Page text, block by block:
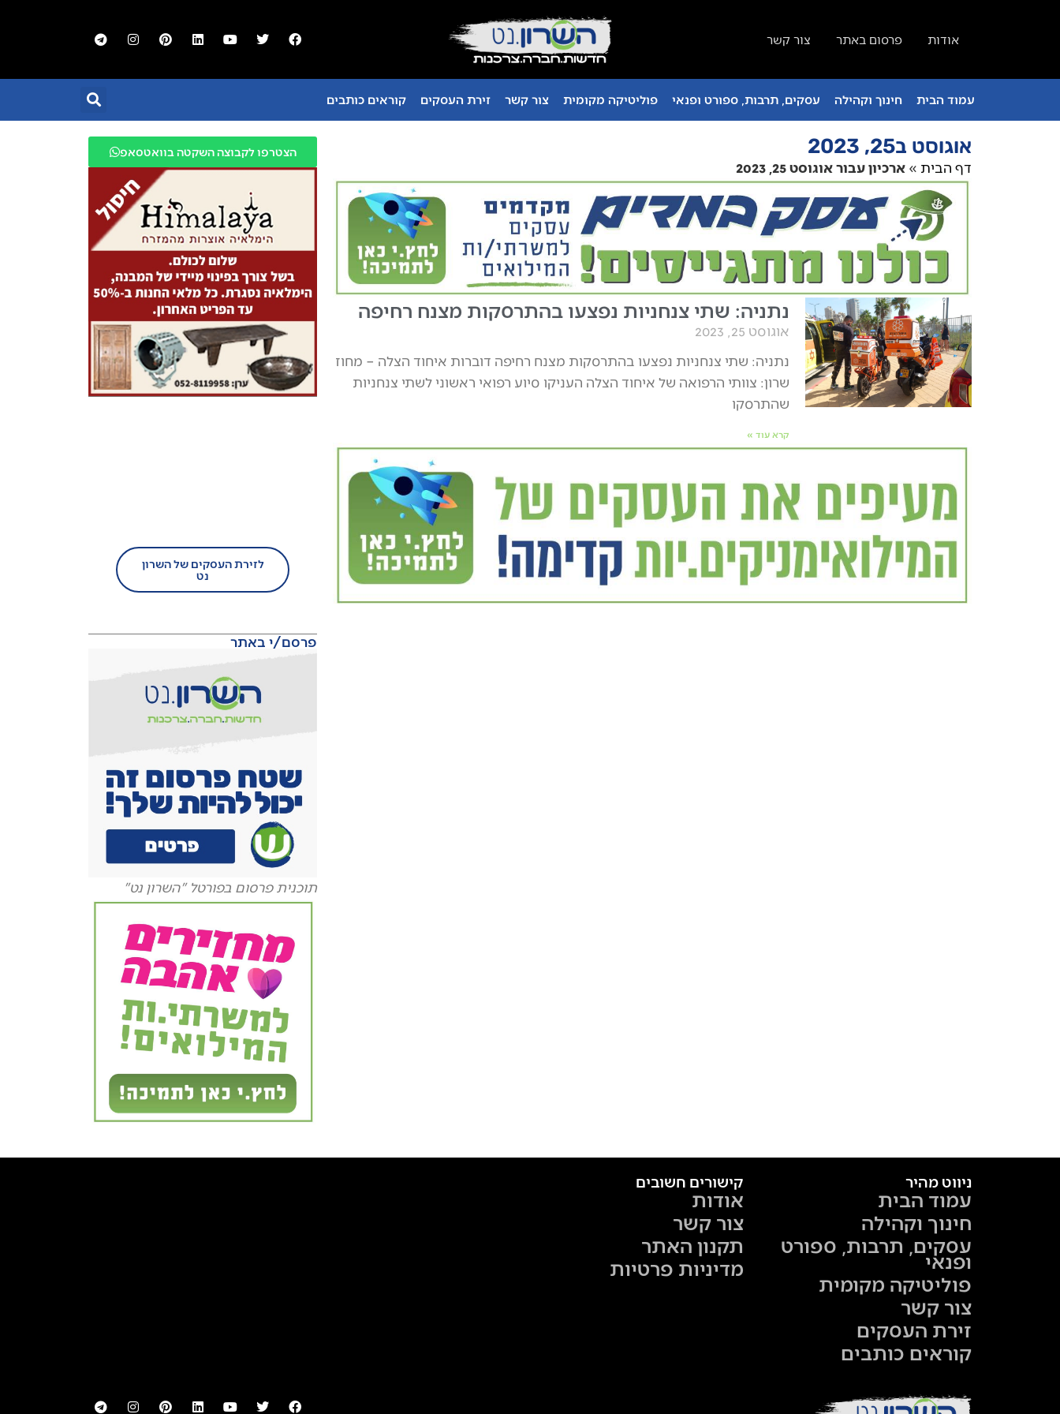
אודות פרסום באתר צור קשר
עמוד הבית חינוך וקהילה עסקים, תרבות, ספורט ופנאי פוליטיקה מקומית צור קשר זירת העסקים קוראים כותבים
אוגוסט ב25, 2023
דף הבית » ארכיון עבור אוגוסט 25, 2023
נתניה: שתי צנחניות נפצעו בהתרסקות מצנח רחיפה
אוגוסט 25, 2023
נתניה: שתי צנחניות נפצעו בהתרסקות מצנח רחיפה דוברות איחוד הצלה – מחוז
שרון: צוותי הרפואה של איחוד הצלה העניקו סיוע רפואי ראשוני לשתי צנחניות
שהתרסקו
קרא עוד »
הצטרפו לקבוצה השקטה בוואטסאפ
לזירת העסקים של השרון
נט
פרסם/י באתר
תוכנית פרסום בפורטל "השרון נט"
ניווט מהיר
עמוד הבית
חינוך וקהילה
עסקים, תרבות, ספורט
ופנאי
פוליטיקה מקומית
צור קשר
זירת העסקים
קוראים כותבים
קישורים חשובים
אודות
צור קשר
תקנון האתר
מדיניות פרטיות